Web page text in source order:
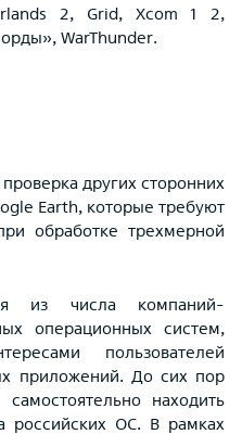
2, Grid, Xcom 1 2,
WarThunder.
других сторонних
Earth, которые требуют
обработке трехмерной
из числа компаний-
операционных систем,
пользователей
приложений. До сих пор
находить
российских ОС. В рамках